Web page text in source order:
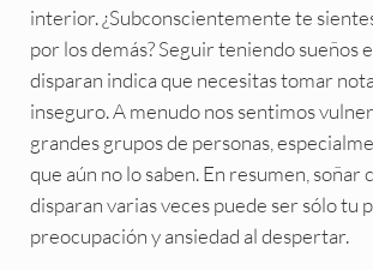
interior. ¿Subconscientemente te
por los demás? Seguir teniendo sueños
disparan indica que necesitas tomar
inseguro. A menudo nos sentimos
grandes grupos de personas,
que aún no lo saben. En resumen, soñar
disparan varias veces puede ser sólo tu
preocupación y ansiedad al despertar.